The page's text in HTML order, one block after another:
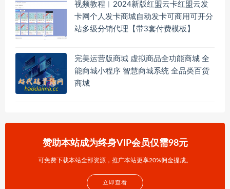
视频教程︱2024新版红盟云卡红盟云发
卡网个人发卡商城自动发卡可商用可开分
站多级分销代理【带3套付费模板】
完美运营版商城 虚拟商品全功能商城 全
能商城小程序 智慧商城系统 全品类百货
商城
赞助本站成为终身VIP会员仅需98元
可免费下载本站全部资源，推广本站更享20%佣金提成。
立即查看